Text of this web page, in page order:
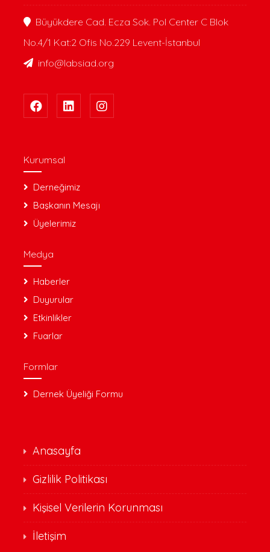
Büyükdere Cad. Ecza Sok. Pol Center C Blok
No.4/1 Kat:2 Ofis No.229 Levent-İstanbul
info@labsiad.org
Kurumsal
Derneğimiz
Başkanın Mesajı
Üyelerimiz
Medya
Haberler
Duyurular
Etkinlikler
Fuarlar
Formlar
Dernek Üyeliği Formu
Anasayfa
Gizlilik Politikası
Kişisel Verilerin Korunması
İletişim